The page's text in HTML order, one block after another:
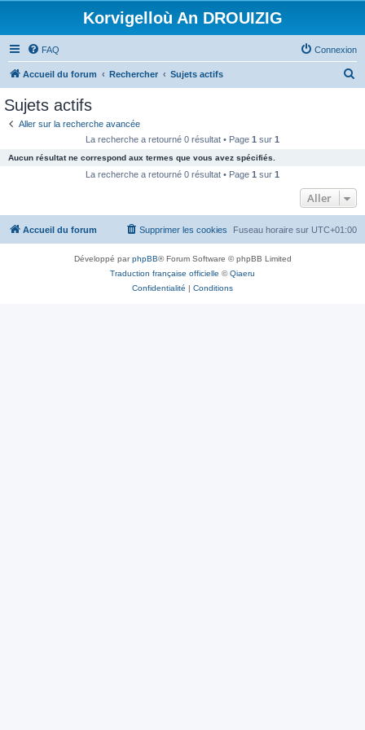
Korvigelloù An DROUIZIG
FAQ Connexion
Accueil du forum Rechercher Sujets actifs
c
e
Sujets actifs
Aller sur la recherche avancée
La recherche a retourné 0 résultat • Page 1 sur 1
Aucun résultat ne correspond aux termes que vous avez spécifiés.
La recherche a retourné 0 résultat • Page 1 sur 1
Aller
Accueil du forum Fuseau horaire sur UTC+01:00
Supprimer les cookies
Développé parphpBB® Forum Software © phpBB Limited
Traduction française officielle ©Qiaeru
Confidentialité | Conditions